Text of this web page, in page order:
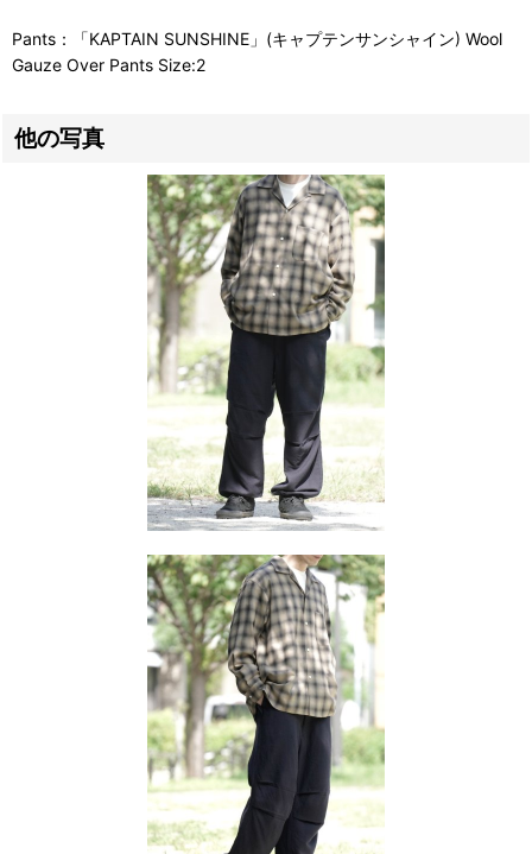
Pants：「KAPTAIN SUNSHINE」(キャプテンサンシャイン) Wool
Gauze Over Pants Size:2
他の写真